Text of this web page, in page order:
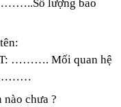
lượng bao
Mối quan hệ
chưa ?